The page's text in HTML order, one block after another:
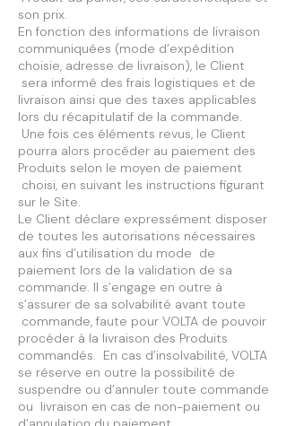
son prix.
En fonction des informations de livraison
communiquées (mode d’expédition
choisie, adresse de livraison), le Client
sera informé des frais logistiques et de
livraison ainsi que des taxes applicables
lors du récapitulatif de la commande.
Une fois ces éléments revus, le Client
pourra alors procéder au paiement des
Produits selon le moyen de paiement
choisi, en suivant les instructions figurant
sur le Site.
Le Client déclare expressément disposer
de toutes les autorisations nécessaires
aux fins d’utilisation du mode de
paiement lors de la validation de sa
commande. Il s’engage en outre à
s’assurer de sa solvabilité avant toute
commande, faute pour VOLTA de pouvoir
procéder à la livraison des Produits
commandés. En cas d’insolvabilité, VOLTA
se réserve en outre la possibilité de
suspendre ou d’annuler toute commande
ou livraison en cas de non-paiement ou